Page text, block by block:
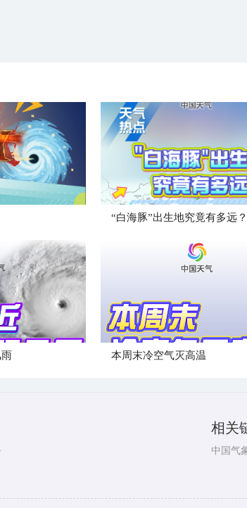
“白海豚”出生地究竟有多远？
本周末冷空气灭高温
相关
中国气